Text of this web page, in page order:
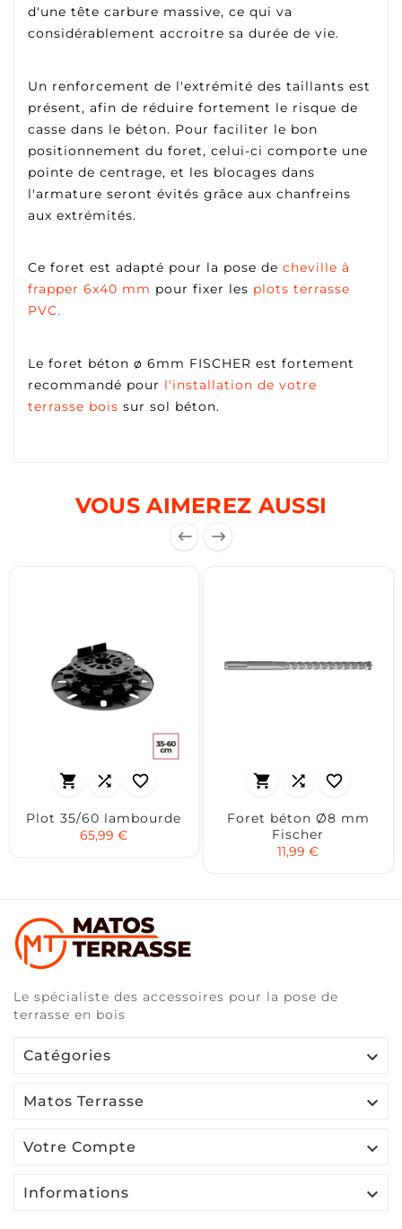
d'une tête carbure massive, ce qui va
considérablement accroitre sa durée de vie.
Un renforcement de l'extrémité des taillants est
présent, afin de réduire fortement le risque de
casse dans le béton. Pour faciliter le bon
positionnement du foret, celui-ci comporte une
pointe de centrage, et les blocages dans
l'armature seront évités grâce aux chanfreins
aux extrémités.
Ce foret est adapté pour la pose de cheville à
frapper 6x40 mm pour fixer les plots terrasse
PVC.
Le foret béton ø 6mm FISCHER est fortement
recommandé pour l'installation de votre
terrasse bois sur sol béton.
VOUS AIMEREZ AUSSI
 
  
Plot 35/60 lambourde
65,99 €
  
Foret béton Ø8 mm
Fischer
11,99 €
Le spécialiste des accessoires pour la pose de
terrasse en bois
Catégories 
Matos Terrasse 
Votre Compte 
Informations 